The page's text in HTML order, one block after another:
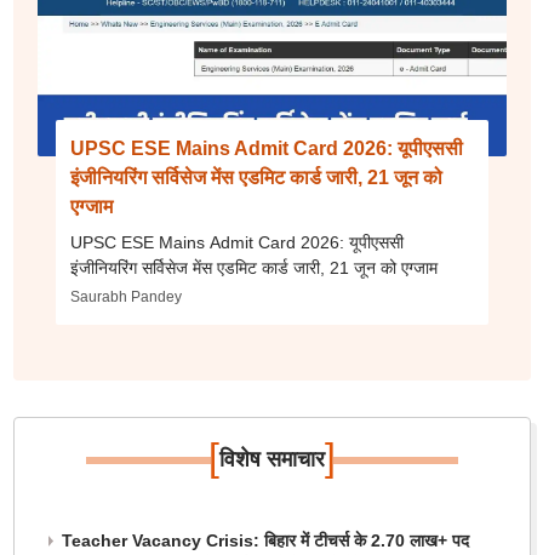
UPSC ESE Mains Admit Card 2026: यूपीएससी
इंजीनियरिंग सर्विसेज मेंस एडमिट कार्ड जारी, 21 जून को
एग्जाम
UPSC ESE Mains Admit Card 2026: यूपीएससी
इंजीनियरिंग सर्विसेज मेंस एडमिट कार्ड जारी, 21 जून को एग्जाम
Saurabh Pandey
[विशेष समाचार]
Teacher Vacancy Crisis: बिहार में टीचर्स के 2.70 लाख+ पद